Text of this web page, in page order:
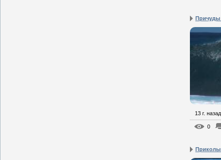
Причуды
13 г. назад
0
Приколы